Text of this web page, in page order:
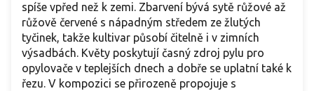
spíše vpřed než k zemi. Zbarvení bývá sytě růžové až
růžově červené s nápadným středem ze žlutých
tyčinek, takže kultivar působí čitelně i v zimních
výsadbách. Květy poskytují časný zdroj pylu pro
opylovače v teplejších dnech a dobře se uplatní také k
řezu. V kompozici se přirozeně propojuje s